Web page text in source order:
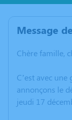
Message
Chère famille,
C’est avec
annonçons le
jeudi 17